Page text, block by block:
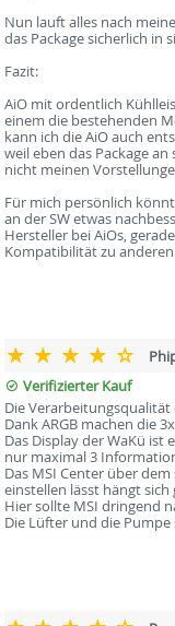
Nun lauft alles nach
das Package sicherlich in
Fazit:
AiO mit ordentlich
einem die bestehenden
kann ich die AiO auch
weil eben das Package
nicht meinen
Für mich persönlich
an der SW etwas
Hersteller bei AiOs,
Kompatibilität zu
Verifizierter Kauf
Die Verarbeitungsqualität
Dank ARGB machen die
Das Display der WaKü ist
nur maximal 3
Das MSI Center über
einstellen lässt hängt sich
Hier sollte MSI dringend
Die Lüfter und die